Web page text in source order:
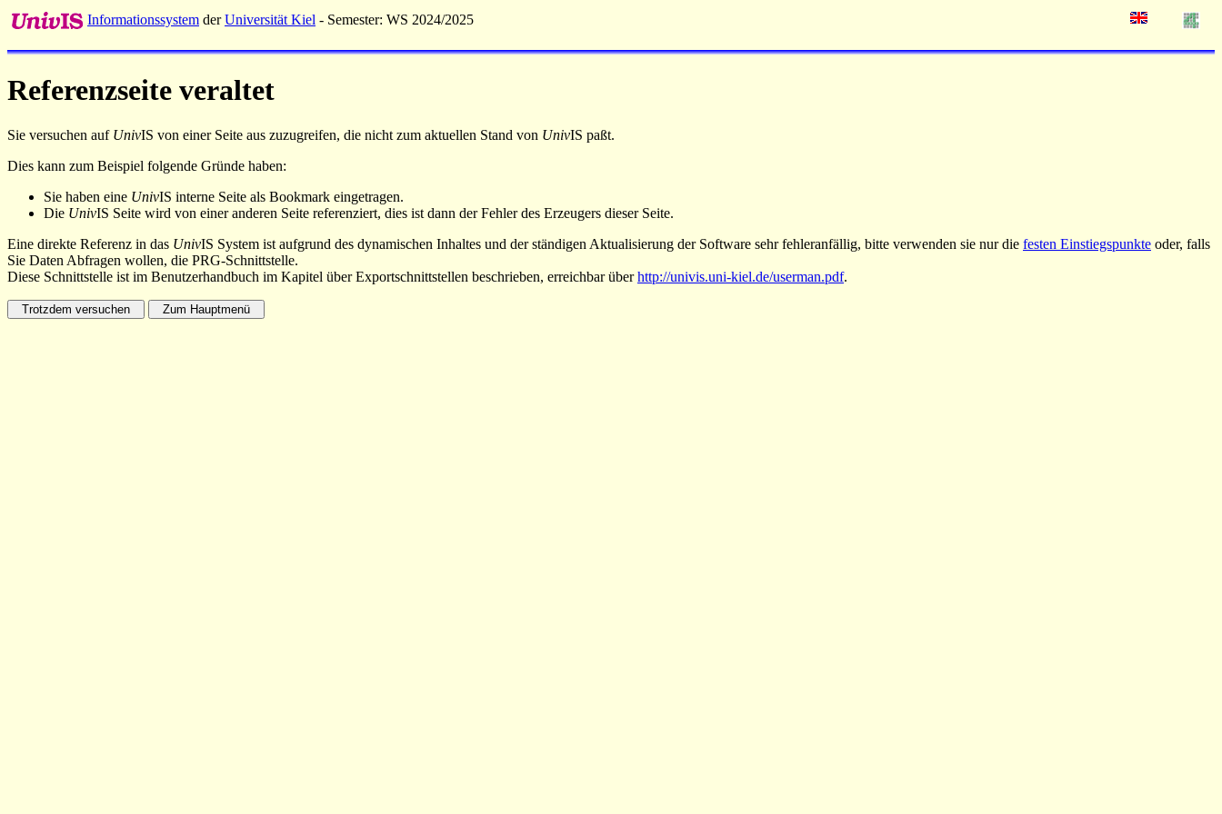
Informationssystem derUniversität Kiel - Semester: WS 2024/2025
Referenzseite veraltet
Sie versuchen auf UnivIS von einer Seite aus zuzugreifen, die nicht zum aktuellen Stand von UnivIS paßt.
Dies kann zum Beispiel folgende Gründe haben:
Sie haben eine UnivIS interne Seite als Bookmark eingetragen.
Die UnivIS Seite wird von einer anderen Seite referenziert, dies ist dann der Fehler des Erzeugers dieser Seite.
Eine direkte Referenz in das UnivIS System ist aufgrund des dynamischen Inhaltes und der ständigen Aktualisierung der Software sehr fehleranfällig, bitte verwenden sie nur die festen Einstiegspunkte oder, falls
Sie Daten Abfragen wollen, die PRG-Schnittstelle.
Diese Schnittstelle ist im Benutzerhandbuch im Kapitel über Exportschnittstellen beschrieben, erreichbar überhttp://univis.uni-kiel.de/userman.pdf.